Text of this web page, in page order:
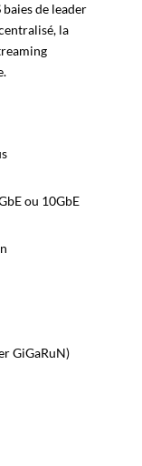
de leader
la
ou 10GbE
GiGaRuN)